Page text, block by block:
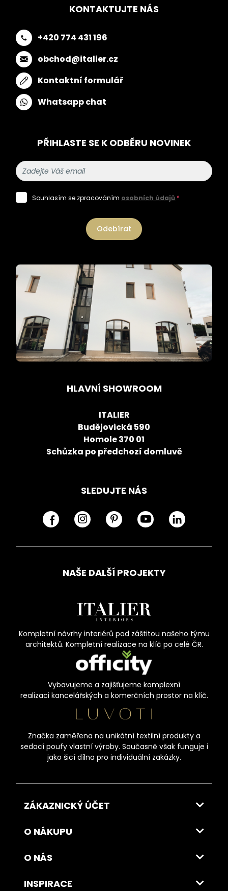
KONTAKTUJTE NÁS
+420 774 431 196
obchod@italier.cz
Kontaktní formulář
Whatsapp chat
PŘIHLASTE SE K ODBĚRU NOVINEK
Souhlasím se zpracováním osobních údajů *
Odebírat
HLAVNÍ SHOWROOM
ITALIER
Budějovická 590
Homole 370 01
Schůzka po předchozí domluvě
SLEDUJTE NÁS
NAŠE DALŠÍ PROJEKTY
Kompletní návrhy interiérů pod záštitou našeho týmu
architektů. Kompletní realizace na klíč po celé ČR.
Vybavujeme a zajišťujeme komplexní
realizaci kancelářských a komerčních prostor na klíč.
Značka zaměřena na unikátní textilní produkty a
sedací poufy vlastní výroby. Současně však funguje i
jako šicí dílna pro individuální zakázky.
ZÁKAZNICKÝ ÚČET
O NÁKUPU
O NÁS
INSPIRACE